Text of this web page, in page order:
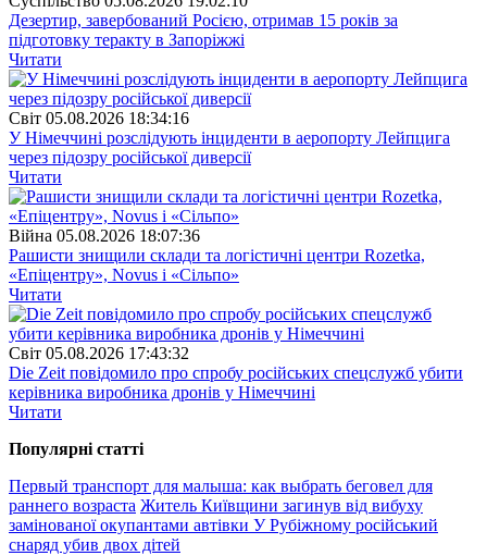
Дезертир, завербований Росією, отримав 15 років за
підготовку теракту в Запоріжжі
Читати
Свiт 05.08.2026 18:34:16
У Німеччині розслідують інциденти в аеропорту Лейпцига
через підозру російської диверсії
Читати
Війна 05.08.2026 18:07:36
Рашисти знищили склади та логістичні центри Rozetka,
«Епіцентру», Novus і «Сільпо»
Читати
Свiт 05.08.2026 17:43:32
Die Zeit повідомило про спробу російських спецслужб убити
керівника виробника дронів у Німеччині
Читати
Популярнi статтi
Первый транспорт для малыша: как выбрать беговел для
раннего возраста Житель Київщини загинув від вибуху
замінованої окупантами автівки У Рубіжному російський
снаряд убив двох дітей